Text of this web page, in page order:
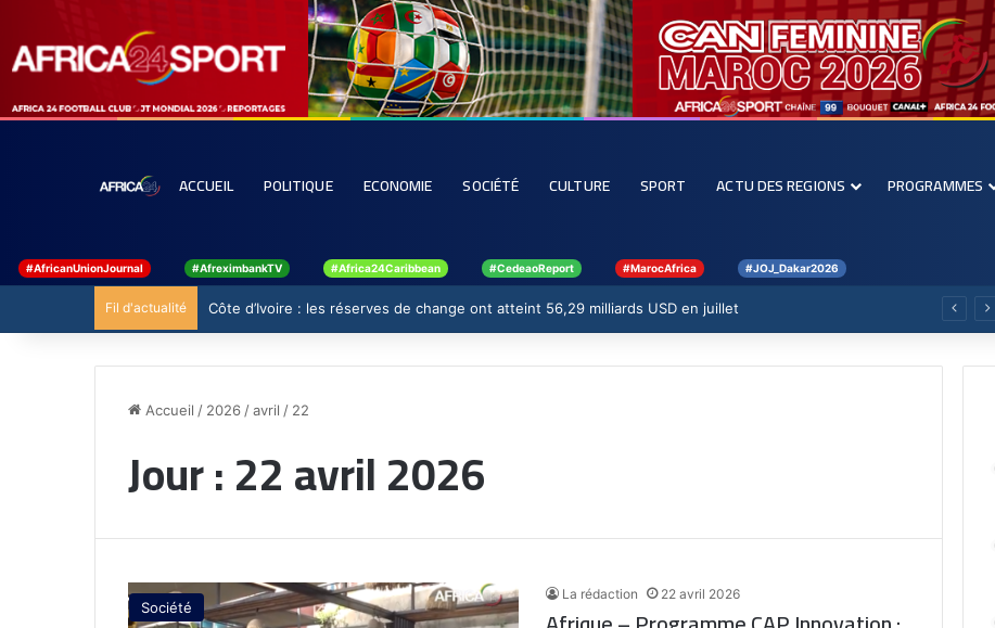
ACCUEIL POLITIQUE ECONOMIE SOCIÉTÉ CULTURE SPORT ACTU DES REGIONS PROGRAMMES
#AfricanUnionJournal #AfreximbankTV #Africa24Caribbean #CedeaoReport #MarocAfrica #JOJ_Dakar2026
Fil d'actualité Côte d’Ivoire : les réserves de change ont atteint 56,29 milliards USD en juillet
Accueil / 2026/avril / 22
Jour :22 avril 2026
Société
La rédaction 22 avril 2026